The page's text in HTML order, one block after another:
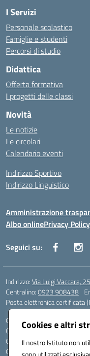
Cookies e altri
Il nostro Istituto non
I Servizi
Personale scolastico
Famiglie e studenti
Percorsi di studio
Didattica
Offerta formativa
I progetti delle classi
Novità
Le notizie
Le circolari
Calendario eventi
Indirizzo Sportivo
Indirizzo Linguistico
Amministrazione
Albo onlinePrivacy Policy
Seguici su:
Indirizzo:Via Luigi Vaccara,
Centralino:0923 908438
Posta elettronica certificata
Codice fiscale: 91036660818
Codice meccanografico:
Codice Indice delle
Codice unico di fatturazione